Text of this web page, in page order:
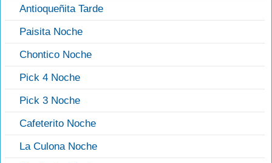
Antioqueñita Tarde
Paisita Noche
Chontico Noche
Pick 4 Noche
Pick 3 Noche
Cafeterito Noche
La Culona Noche